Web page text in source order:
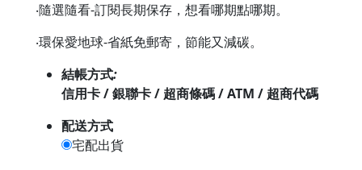
‧隨選隨看-訂閱長期保存，想看哪期點哪期。
‧環保愛地球-省紙免郵寄，節能又減碳。
結帳方式:
信用卡 / 銀聯卡 / 超商條碼 / ATM / 超商代碼
配送方式
宅配出貨